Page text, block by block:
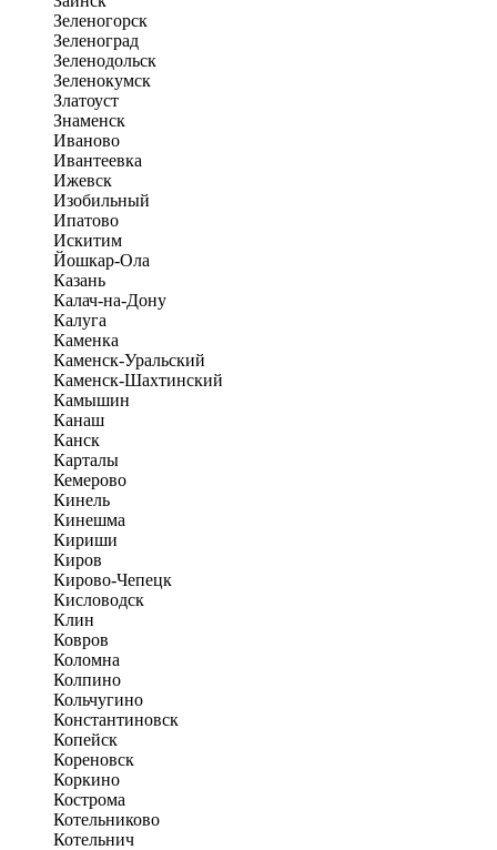
Зеленогорск
Зеленоград
Зеленодольск
Зеленокумск
Златоуст
Знаменск
Иваново
Ивантеевка
Ижевск
Изобильный
Ипатово
Искитим
Йошкар-Ола
Казань
Калач-на-Дону
Калуга
Каменка
Каменск-Уральский
Каменск-Шахтинский
Камышин
Канаш
Канск
Карталы
Кемерово
Кинель
Кинешма
Кириши
Киров
Кирово-Чепецк
Кисловодск
Клин
Ковров
Коломна
Колпино
Кольчугино
Константиновск
Копейск
Кореновск
Коркино
Кострома
Котельниково
Котельнич